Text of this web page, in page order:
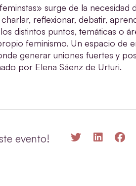
surge de la necesidad
reflexionar, debatir,
distintos puntos, temáticas o
feminismo. Un espacio de
generar uniones fuertes y
por Elena Sáenz de Urturi.
evento!